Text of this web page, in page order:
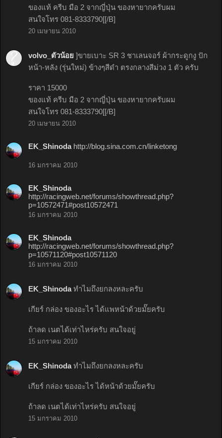
ของแท้ ครีบ มือ 2 จากญี่ปุ่น ของหายากครับผม
สนใจโทร 081-8333790[[/B]
20 เมษายน 2010
volvo_ตัวน้อย ]ขายเบาะ SR 3 ชาเลนจอร์ ผ้ากระดูกงู ปัก
หน้า-หลัง (รุ่นใหม่) ข้างๆสีดำ ตรงกลางสีม่วง 1 ตัว ครับ
ราคา 15000
ของแท้ ครีบ มือ 2 จากญี่ปุ่น ของหายากครับผม
สนใจโทร 081-8333790[[/B]
20 เมษายน 2010
EK_Shinoda http://blog.sina.com.cn/linketong
16 มกราคม 2010
EK_Shinoda
http://racingweb.net/forums/showthread.php?
p=10572471#post10572471
16 มกราคม 2010
EK_Shinoda
http://racingweb.net/forums/showthread.php?
p=10571120#post10571120
16 มกราคม 2010
EK_Shinoda ทำไมถึงยกลงหละครับ
เกียร์ กล่อง ของอะไร ได้แพหน้าด้วยมั๊ยครับ
ถ้าลด เนตได้เท่าไหร่ครับ สนใจอยู่
15 มกราคม 2010
EK_Shinoda ทำไมถึงยกลงหละครับ
เกียร์ กล่อง ของอะไร ได้หน้าด้วยมั๊ยครับ
ถ้าลด เนตได้เท่าไหร่ครับ สนใจอยู่
15 มกราคม 2010